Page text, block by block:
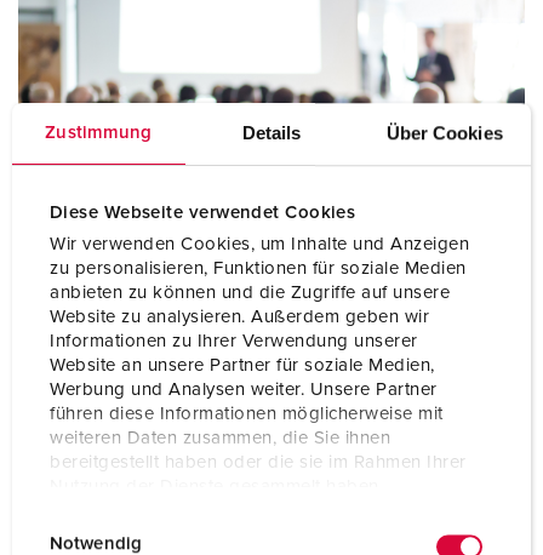
Zustimmung Details Über Cookies
Diese Webseite verwendet Cookies
Wir verwenden Cookies, um Inhalte und Anzeigen
zu personalisieren, Funktionen für soziale Medien
anbieten zu können und die Zugriffe auf unsere
Website zu analysieren. Außerdem geben wir
Informationen zu Ihrer Verwendung unserer
Website an unsere Partner für soziale Medien,
Werbung und Analysen weiter. Unsere Partner
führen diese Informationen möglicherweise mit
weiteren Daten zusammen, die Sie ihnen
bereitgestellt haben oder die sie im Rahmen Ihrer
Notwendig